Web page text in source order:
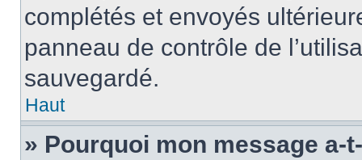
complétés et envoyés
panneau de contrôle de
sauvegardé.
Haut
» Pourquoi mon message a-